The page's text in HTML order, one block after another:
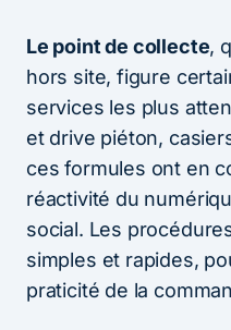
Le point de collecte,
hors site, figure
services les plus
et drive piéton,
ces formules ont en
réactivité du
social. Les
simples et rapides,
praticité de la